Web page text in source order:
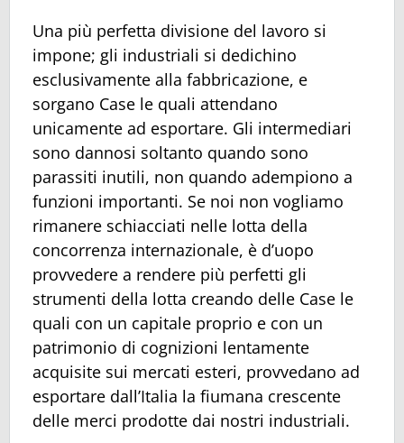
Una più perfetta divisione del lavoro si
impone; gli industriali si dedichino
esclusivamente alla fabbricazione, e
sorgano Case le quali attendano
unicamente ad esportare. Gli intermediari
sono dannosi soltanto quando sono
parassiti inutili, non quando adempiono a
funzioni importanti. Se noi non vogliamo
rimanere schiacciati nelle lotta della
concorrenza internazionale, è d’uopo
provvedere a rendere più perfetti gli
strumenti della lotta creando delle Case le
quali con un capitale proprio e con un
patrimonio di cognizioni lentamente
acquisite sui mercati esteri, provvedano ad
esportare dall’Italia la fiumana crescente
delle merci prodotte dai nostri industriali.